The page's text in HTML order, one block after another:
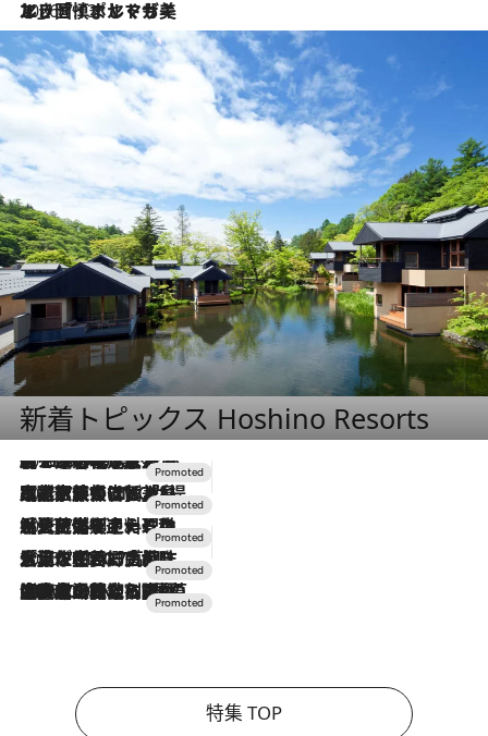
2026.7.13
エッセイ・ヤマザキマリ「慎ましくも美しき国 ポルトガル」
新着トピックス Hoshino Resorts
2026.8.7
【トンボの足水浴】ヒノキの香りに包まれて涼感マックス！約13℃の湧水かけ流しを避暑地「星野温泉 トンボの湯」で体験
2026.7.31
【ホテル帰省】という選択肢をOMOが提案。家族とほどよい距離を保つには「昼は実家、夜は気兼ねなくホテルで！」
2026.7.24
【夏限定ディナーコース】旬を迎える稚鮎や花ズッキーニなどをイタリア・トスカーナの郷土料理の手法で満喫！
2026.7.17
「土佐和ハーブかき氷」がOMO7高知に登場！生姜、山椒、大葉など目にも舌にも涼を呼ぶ郷土の味
2026.7.10
NEW OPEN！【界 草津】名湯の地に誕生。趣の異なる2種の温泉と上州ならではの会席・蕎麦割烹など美食を味わう究極の癒やし旅
特集 TOP